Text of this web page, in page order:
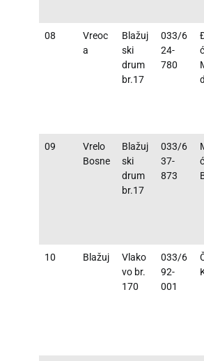
08
Vreoc
a
Blažuj
ski
drum
br.17
033/6
24-
780
ć
d
09
Vrelo
Bosne
Blažuj
ski
drum
br.17
033/6
37-
873
ć
10 Blažuj
Vlako
vo br.
170
033/6
92-
001